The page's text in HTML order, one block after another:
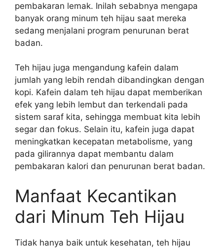
pembakaran lemak. Inilah sebabnya mengapa
banyak orang minum teh hijau saat mereka
sedang menjalani program penurunan berat
badan.
Teh hijau juga mengandung kafein dalam
jumlah yang lebih rendah dibandingkan dengan
kopi. Kafein dalam teh hijau dapat memberikan
efek yang lebih lembut dan terkendali pada
sistem saraf kita, sehingga membuat kita lebih
segar dan fokus. Selain itu, kafein juga dapat
meningkatkan kecepatan metabolisme, yang
pada gilirannya dapat membantu dalam
pembakaran kalori dan penurunan berat badan.
Manfaat Kecantikan
dari Minum Teh Hijau
Tidak hanya baik untuk kesehatan, teh hijau